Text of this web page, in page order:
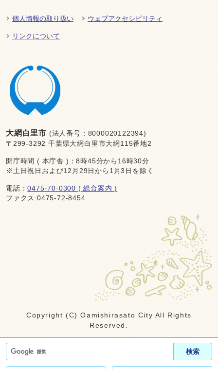
検索
個人情報の取り扱い ウェブアクセシビリティ
リンクについて
大網白里市 (法人番号：8000020122394)
〒299-3292 千葉県大網白里市大網115番地2
開庁時間 ( 本庁舎 )：8時45分から16時30分
※土日祝日および12月29日から1月3日を除く
電話：0475-70-0300 ( 総合案内 )
ファクス:0475-72-8454
Copyright (C) Oamishirasato City All Rights
Reserved.